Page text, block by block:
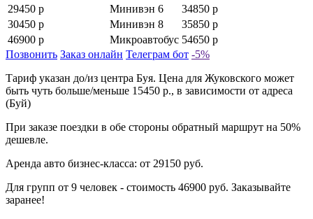
29450 р
Минивэн 6
34850 р
30450 р
Минивэн 8
35850 р
46900 р
Микроавтобус 54650 р
Позвонить Заказ онлайн Телеграм бот -5%
Тариф указан до/из центра Буя. Цена для Жуковского может
быть чуть больше/меньше 15450 р., в зависимости от адреса
(Буй)
При заказе поездки в обе стороны обратный маршрут на 50%
дешевле.
Аренда авто бизнес-класса: от 29150 руб.
Для групп от 9 человек - стоимость 46900 руб. Заказывайте
заранее!